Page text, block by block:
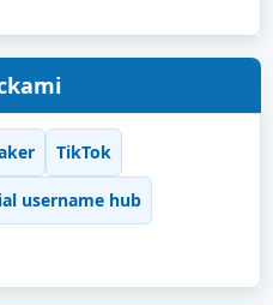
TikTok
username hub